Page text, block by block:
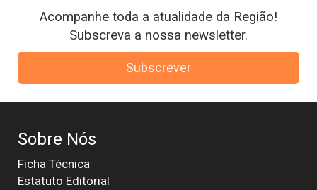
Acompanhe toda a atualidade da Região!
Subscreva a nossa newsletter.
Subscrever
Sobre Nós
Ficha Técnica
Estatuto Editorial